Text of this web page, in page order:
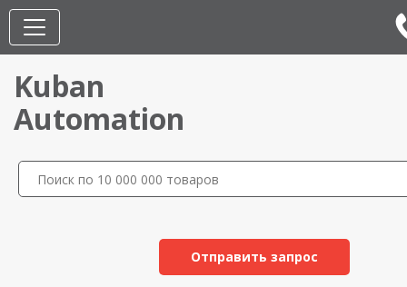
Kuban
Automation
Отправить запрос